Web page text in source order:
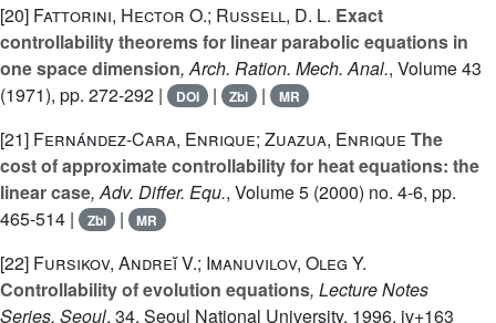
[20] Fattorini, Hector O.; Russell, D. L. Exact
controllability theorems for linear parabolic equations in
one space dimension, Arch. Ration. Mech. Anal., Volume 43
(1971), pp. 272-292 |
DOI | Zbl | MR
[21] Fernández-Cara, Enrique; Zuazua, Enrique The
cost of approximate controllability for heat equations: the
linear case, Adv. Differ. Equ., Volume 5 (2000) no. 4-6, pp.
465-514 |
Zbl | MR
[22] Fursikov, Andreĭ V.; Imanuvilov, Oleg Y.
Controllability of evolution equations, Lecture Notes
Series, Seoul, 34, Seoul National University, 1996, iv+163